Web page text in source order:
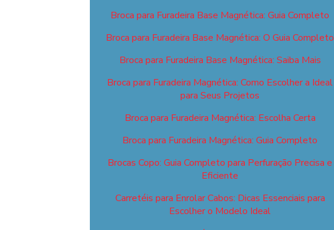
Broca para Furadeira Base Magnética: Guia Completo
Broca para Furadeira Base Magnética: O Guia Completo
Broca para Furadeira Base Magnética: Saiba Mais
Broca para Furadeira Magnética: Como Escolher a Ideal
para Seus Projetos
Broca para Furadeira Magnética: Escolha Certa
Broca para Furadeira Magnética: Guia Completo
Brocas Copo: Guia Completo para Perfuração Precisa e
Eficiente
Carretéis para Enrolar Cabos: Dicas Essenciais para
Escolher o Modelo Ideal